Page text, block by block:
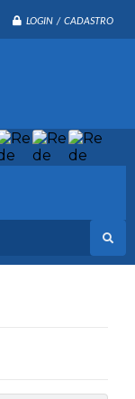
LOGIN / CADASTRO